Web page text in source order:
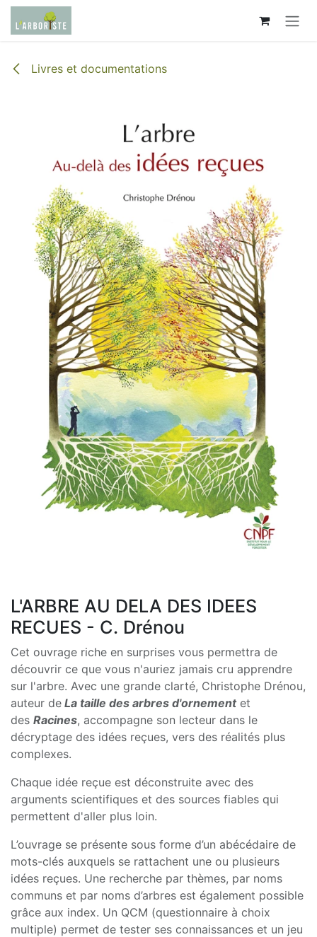
Se rendre au contenu
Livres et documentations
L'ARBRE AU DELA DES IDEES
RECUES - C. Drénou
Cet ouvrage riche en surprises vous permettra de
découvrir ce que vous n'auriez jamais cru apprendre
sur l'arbre. Avec une grande clarté, Christophe Drénou,
auteur de La taille des arbres d'ornementet
des Racines, accompagne son lecteur dans le
décryptage des idées reçues, vers des réalités plus
complexes.
Chaque idée reçue est déconstruite avec des
arguments scientifiques et des sources fiables qui
permettent d'aller plus loin.
L’ouvrage se présente sous forme d’un abécédaire de
mots-clés auxquels se rattachent une ou plusieurs
idées reçues. Une recherche par thèmes, par noms
communs et par noms d’arbres est également possible
grâce aux index. Un QCM (questionnaire à choix
multiple) permet de tester ses connaissances et un jeu